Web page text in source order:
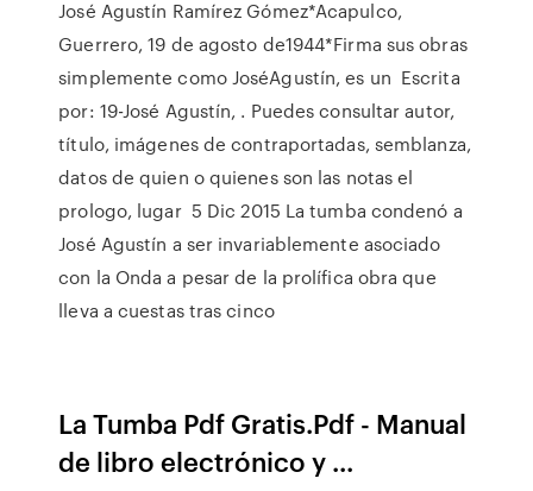
José Agustín Ramírez Gómez*Acapulco,
Guerrero, 19 de agosto de1944*Firma sus obras
simplemente como JoséAgustín, es un Escrita
por: 19-José Agustín, . Puedes consultar autor,
título, imágenes de contraportadas, semblanza,
datos de quien o quienes son las notas el
prologo, lugar 5 Dic 2015 La tumba condenó a
José Agustín a ser invariablemente asociado
con la Onda a pesar de la prolífica obra que
lleva a cuestas tras cinco
La Tumba Pdf Gratis.Pdf - Manual
de libro electrónico y ...